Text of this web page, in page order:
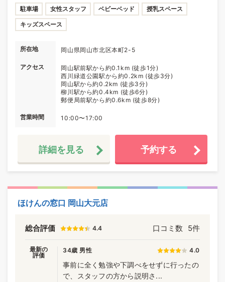
駐車場 女性スタッフ ベビーベッド 授乳スペース
キッズスペース
所在地 岡山県岡山市北区本町2-5
アクセス
岡山駅前駅から約0.1km (徒歩1分)
西川緑道公園駅から約0.2km (徒歩3分)
岡山駅から約0.2km (徒歩3分)
柳川駅から約0.4km (徒歩6分)
郵便局前駅から約0.6km (徒歩8分)
営業時間 10:00〜17:00
詳細を見る 予約する
ほけんの窓口 岡山大元店
総合評価 4.4 口コミ数 5件
最新の
評価
34歳 男性 4.0
事前に全く勉強や下調べをせずに行ったの
で、スタッフの方から説明さ...